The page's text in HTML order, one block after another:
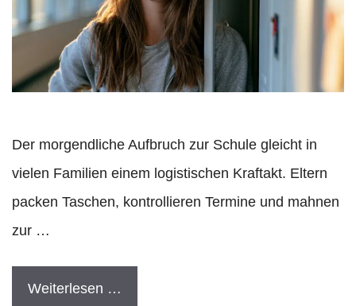
Der morgendliche Aufbruch zur Schule gleicht in
vielen Familien einem logistischen Kraftakt. Eltern
packen Taschen, kontrollieren Termine und mahnen
zur …
Weiterlesen …